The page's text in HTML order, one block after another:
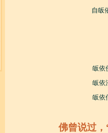
自皈
皈依
皈依
皈依
佛曾说过